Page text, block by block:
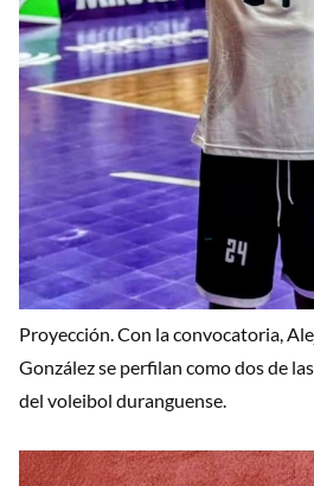
Proyección. Con la convocatoria,
González se perfilan como dos de
del voleibol duranguense.